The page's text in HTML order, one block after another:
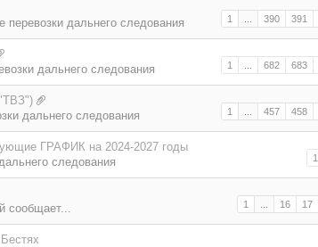
1 390 391
перевозки дальнего следования
1 682 683
дальнего следования
1 457 458
дальнего следования
ГРАФИК на 2024-2027 годы
1
следования
1 16 17
сообщает...